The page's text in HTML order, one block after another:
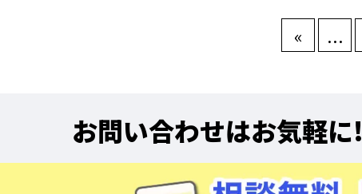
« ...
お問い合わせはお気軽に!